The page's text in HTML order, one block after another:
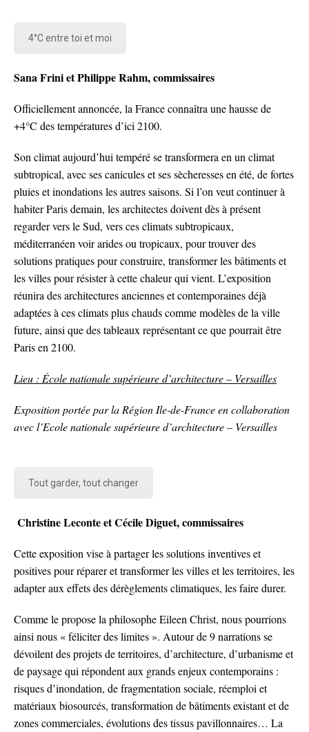
4°C entre toi et moi
Sana Frini et Philippe Rahm, commissaires
Officiellement annoncée, la France connaîtra une hausse de
+4°C des températures d’ici 2100.
Son climat aujourd’hui tempéré se transformera en un climat
subtropical, avec ses canicules et ses sècheresses en été, de fortes
pluies et inondations les autres saisons. Si l’on veut continuer à
habiter Paris demain, les architectes doivent dès à présent
regarder vers le Sud, vers ces climats subtropicaux,
méditerranéen voir arides ou tropicaux, pour trouver des
solutions pratiques pour construire, transformer les bâtiments et
les villes pour résister à cette chaleur qui vient. L’exposition
réunira des architectures anciennes et contemporaines déjà
adaptées à ces climats plus chauds comme modèles de la ville
future, ainsi que des tableaux représentant ce que pourrait être
Paris en 2100.
Lieu : École nationale supérieure d’architecture – Versailles
Exposition portée par la Région Ile-de-France en collaboration
avec l’Ecole nationale supérieure d’architecture – Versailles
Tout garder, tout changer
ChristineLeconte et Cécile Diguet, commissaires
Cette exposition vise à partager les solutions inventives et
positives pour réparer et transformer les villes et les territoires, les
adapter aux effets des dérèglements climatiques, les faire durer.
Comme le propose la philosophe Eileen Christ, nous pourrions
ainsi nous « féliciter des limites ». Autour de 9 narrations se
dévoilent des projets de territoires, d’architecture, d’urbanisme et
de paysage qui répondent aux grands enjeux contemporains :
risques d’inondation, de fragmentation sociale, réemploi et
matériaux biosourcés, transformation de bâtiments existant et de
zones commerciales, évolutions des tissus pavillonnaires… La